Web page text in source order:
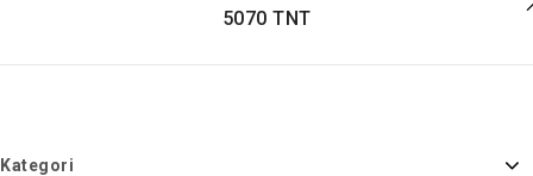
5070 TNT
Kategori